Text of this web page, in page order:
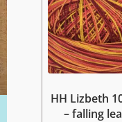
HH Lizbeth
– falling